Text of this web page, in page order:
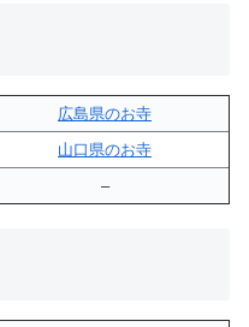
広島県のお寺
山口県のお寺
–